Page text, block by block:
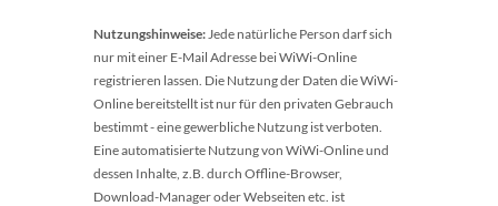
Nutzungshinweise:Jede natürliche Person darf sich
nur mit einer E-Mail Adresse bei WiWi-Online
registrieren lassen. Die Nutzung der Daten die WiWi-
Online bereitstellt ist nur für den privaten Gebrauch
bestimmt - eine gewerbliche Nutzung ist verboten.
Eine automatisierte Nutzung von WiWi-Online und
dessen Inhalte, z.B. durch Offline-Browser,
Download-Manager oder Webseiten etc. ist